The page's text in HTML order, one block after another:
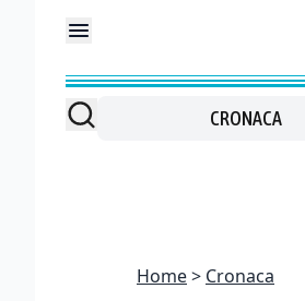
CRONACA
Home Cronaca